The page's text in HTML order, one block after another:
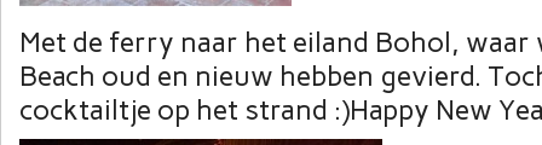
Met de ferry naar het eiland Bohol, waar
Beach oud en nieuw hebben gevierd.
cocktailtje op het strand :)Happy New